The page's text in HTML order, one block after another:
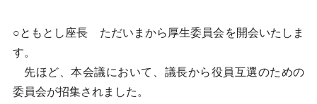
○ともとし座長 ただいまから厚生委員会を開会いたしま
す。
先ほど、本会議において、議長から役員互選のための
委員会が招集されました。